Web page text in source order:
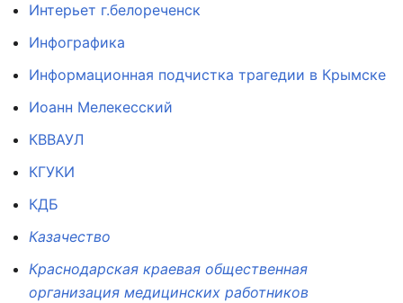
Интерьет г.белореченск
Инфографика
Информационная подчистка трагедии в Крымске
Иоанн Мелекесский
КВВАУЛ
КГУКИ
КДБ
Казачество
Краснодарская краевая общественная
организация медицинских работников